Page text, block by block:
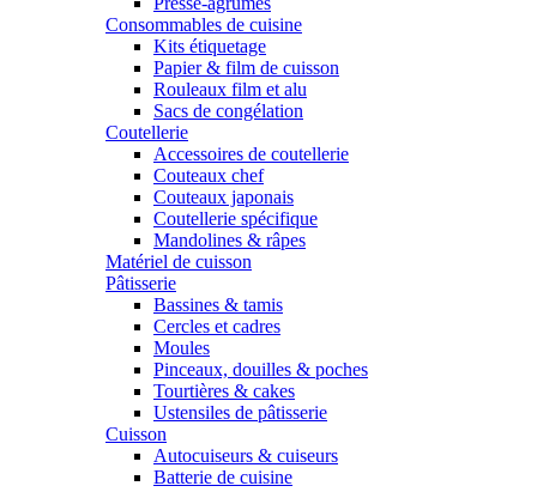
Consommables de cuisine
Kits étiquetage
Papier & film de cuisson
Rouleaux film et alu
Sacs de congélation
Coutellerie
Accessoires de coutellerie
Couteaux chef
Couteaux japonais
Coutellerie spécifique
Mandolines & râpes
Matériel de cuisson
Pâtisserie
Bassines & tamis
Cercles et cadres
Moules
Pinceaux, douilles & poches
Tourtières & cakes
Ustensiles de pâtisserie
Cuisson
Autocuiseurs & cuiseurs
Batterie de cuisine